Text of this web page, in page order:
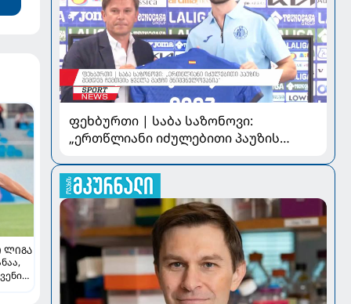
ᲚᲘᲒᲐ
ფეხბურთი | საბა საზონოვი:
„ერთწლიანი იძულებითი პაუზის
მნიშვნელოვანია“